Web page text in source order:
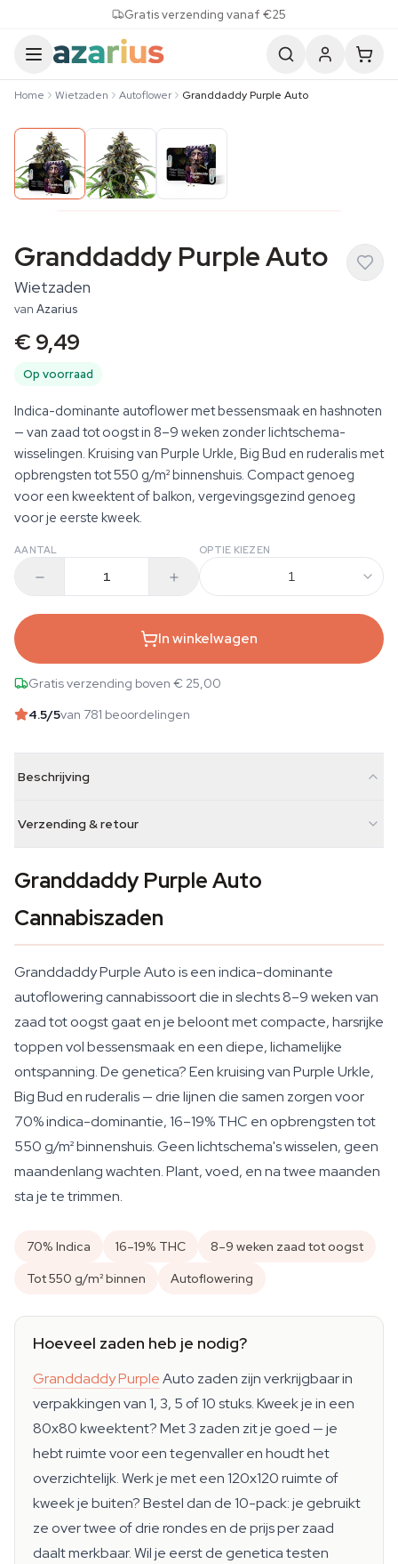
Gratis verzending vanaf €25
Home Wietzaden Autoflower Granddaddy Purple Auto
Granddaddy Purple Auto
Wietzaden
van Azarius
€ 9,49
Op voorraad
Indica-dominante autoflower met bessensmaak en hashnoten
— van zaad tot oogst in 8–9 weken zonder lichtschema-
wisselingen. Kruising van Purple Urkle, Big Bud en ruderalis met
opbrengsten tot 550 g/m² binnenshuis. Compact genoeg
voor een kweektent of balkon, vergevingsgezind genoeg
voor je eerste kweek.
AANTAL OPTIE KIEZEN
1
In winkelwagen
Gratis verzending boven € 25,00
4.5/5van 781 beoordelingen
Beschrijving
Verzending & retour
Granddaddy Purple Auto
Cannabiszaden
Granddaddy Purple Auto is een indica-dominante
autoflowering cannabissoort die in slechts 8–9 weken van
zaad tot oogst gaat en je beloont met compacte, harsrijke
toppen vol bessensmaak en een diepe, lichamelijke
ontspanning. De genetica? Een kruising van Purple Urkle,
Big Bud en ruderalis — drie lijnen die samen zorgen voor
70% indica-dominantie, 16–19% THC en opbrengsten tot
550 g/m² binnenshuis. Geen lichtschema's wisselen, geen
maandenlang wachten. Plant, voed, en na twee maanden
sta je te trimmen.
70% Indica 16–19% THC
8–9 weken zaad tot oogst
Tot 550 g/m² binnen
Autoflowering
Hoeveel zaden heb je nodig?
Granddaddy PurpleAuto zaden zijn verkrijgbaar in
verpakkingen van 1, 3, 5 of 10 stuks. Kweek je in een
80x80 kweektent? Met 3 zaden zit je goed — je
hebt ruimte voor een tegenvaller en houdt het
overzichtelijk. Werk je met een 120x120 ruimte of
kweek je buiten? Bestel dan de 10-pack: je gebruikt
ze over twee of drie rondes en de prijs per zaad
daalt merkbaar. Wil je eerst de genetica testen